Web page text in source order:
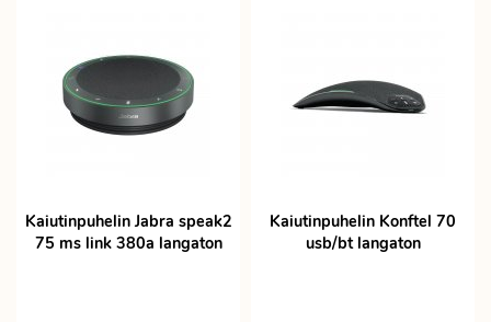
Kaiutinpuhelin Jabra speak2
75 ms link 380a langaton
Kaiutinpuhelin Konftel 70
usb/bt langaton